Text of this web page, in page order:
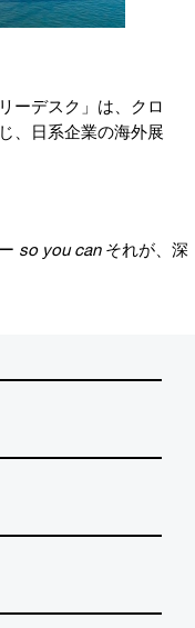
ーデスク」は、クロ
、日系企業の海外展
so you can それが、深